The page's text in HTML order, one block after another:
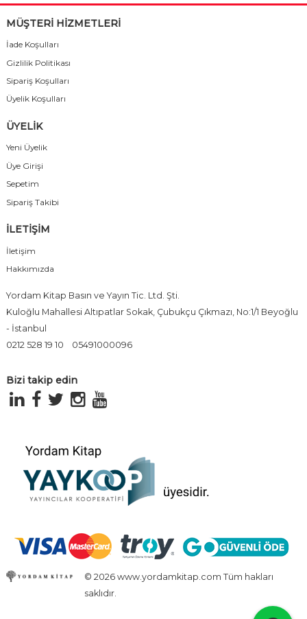
MÜŞTERİ HİZMETLERİ
İade Koşulları
Gizlilik Politikası
Sipariş Koşulları
Üyelik Koşulları
ÜYELİK
Yeni Üyelik
Üye Girişi
Sepetim
Sipariş Takibi
İLETİŞİM
İletişim
Hakkımızda
Yordam Kitap Basın ve Yayın Tic. Ltd. Şti.
Kuloğlu Mahallesi Altıpatlar Sokak, Çubukçu Çıkmazı, No:1/1 Beyoğlu
- İstanbul
0212 528 19 10
05491000096
Bizi takip edin
© 2026 www.yordamkitap.com Tüm hakları
saklıdır.